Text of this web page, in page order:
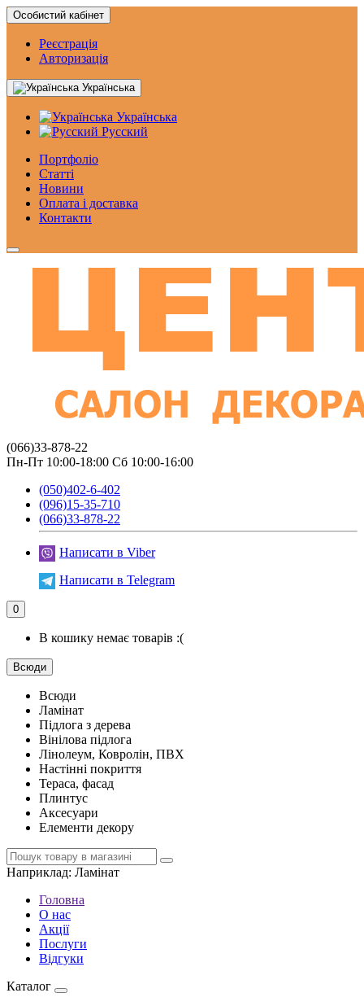
Особистий кабінет
Реєстрація
Авторизація
Українська
Українська
Русский
Портфоліо
Статтi
Новини
Оплата і доставка
Контакти
(066)33-878-22
Пн-Пт 10:00-18:00 Сб 10:00-16:00
(050)402-6-402
(096)15-35-710
(066)33-878-22
Написати в Viber
Написати в Telegram
0
В кошику немає товарів :(
Всюди
Всюди
Ламінат
Підлога з дерева
Вінілова підлога
Лінолеум, Ковролін, ПВХ
Настінні покриття
Тераса, фасад
Плинтус
Аксесуари
Елементи декору
Наприклад: Ламінат
Головна
О нас
Акції
Послуги
Відгуки
Каталог